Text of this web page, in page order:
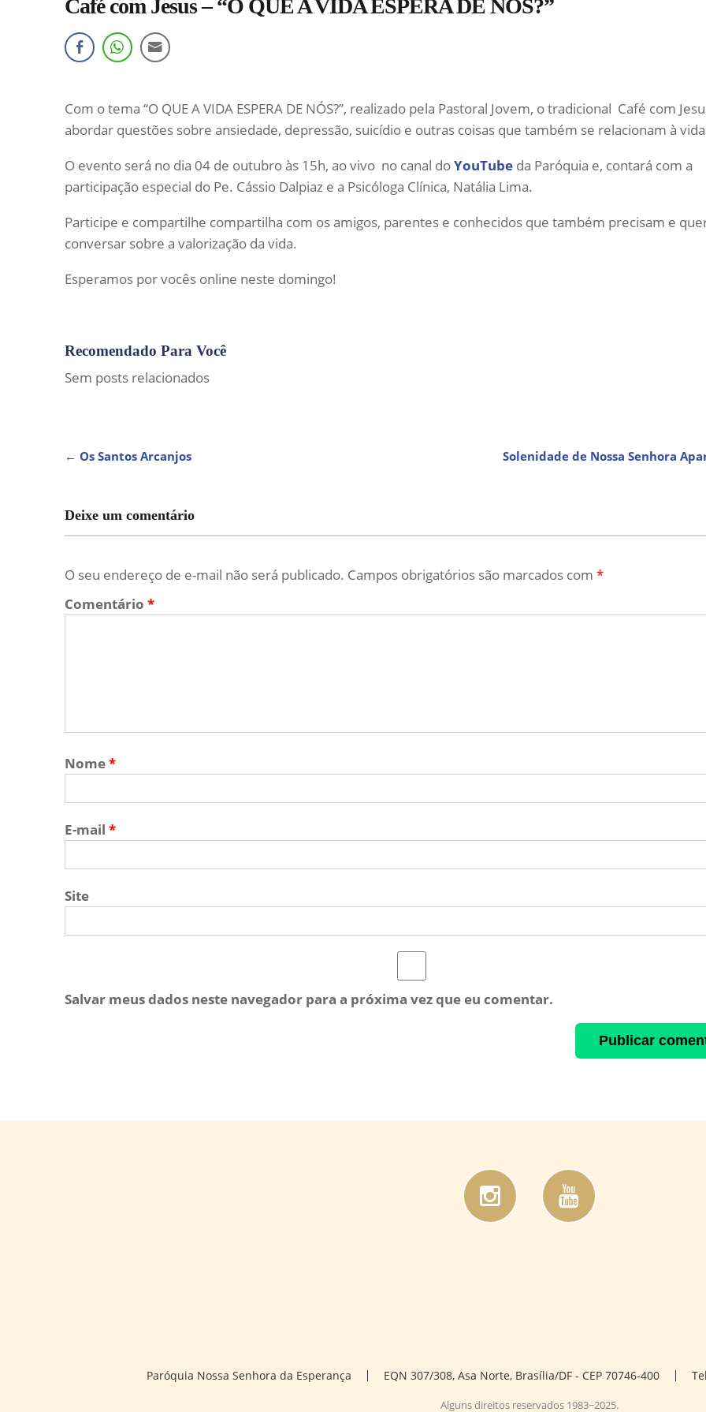
Café com Jesus – “O QUE A VIDA ESPERA DE NÓS?”
Com o tema “O QUE A VIDA ESPERA DE NÓS?”, realizado pela Pastoral Jovem, o tradicional Café com
abordar questões sobre ansiedade, depressão, suicídio e outras coisas que também se relacionam à
O evento será no dia 04 de outubro às 15h, ao vivo no canal doYouTubeda Paróquia e, contará com a
participação especial do Pe. Cássio Dalpiaz e a Psicóloga Clínica, Natália Lima.
Participe e compartilhe compartilha com os amigos, parentes e conhecidos que também precisam e
conversar sobre a valorização da vida.
Esperamos por vocês online neste domingo!
Recomendado Para Você
Sem posts relacionados
NAVEGAÇÃO
POST
← Os Santos Arcanjos Solenidade de Nossa Senhora
Deixe um comentário
O seu endereço de e-mail não será publicado. Campos obrigatórios são marcados com *
Comentário *
Nome*
E-mail *
Site
Salvar meus dados neste navegador para a próxima vez que eu comentar.
Paróquia Nossa Senhora da Esperança EQN 307/308, Asa Norte, Brasília/DF - CEP 70746-400
Alguns direitos reservados 1983~2025.